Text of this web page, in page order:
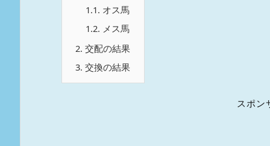
1.1. オス馬
1.2. メス馬
2. 交配の結果
3. 交換の結果
スポン